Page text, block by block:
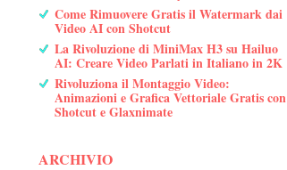
Come Rimuovere Gratis il Watermark dai
Video AI con Shotcut
La Rivoluzione di MiniMax H3 su Hailuo
AI: Creare Video Parlati in Italiano in 2K
Rivoluziona il Montaggio Video:
Animazioni e Grafica Vettoriale Gratis con
Shotcut e Glaxnimate
ARCHIVIO